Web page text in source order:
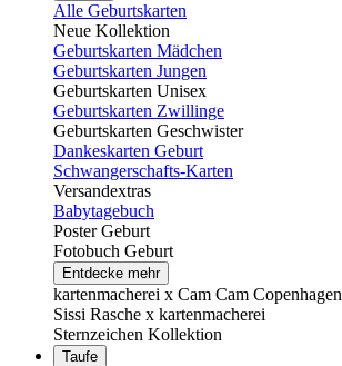
Alle Geburtskarten
Neue Kollektion
Geburtskarten Mädchen
Geburtskarten Jungen
Geburtskarten Unisex
Geburtskarten Zwillinge
Geburtskarten Geschwister
Dankeskarten Geburt
Schwangerschafts-Karten
Versandextras
Babytagebuch
Poster Geburt
Fotobuch Geburt
Entdecke mehr
kartenmacherei x Cam Cam Copenhagen
Sissi Rasche x kartenmacherei
Sternzeichen Kollektion
Taufe